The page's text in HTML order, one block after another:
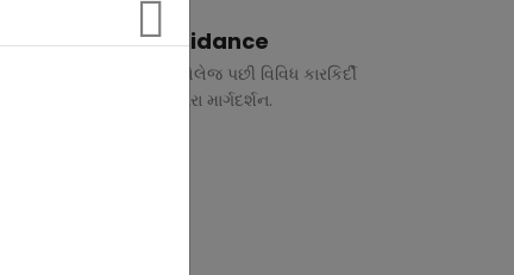
Vocational Guidance
ધોરણ 10 અને 12 તથા કોલેજ પછી વિવિધ કારકિર્દી
અંગે રૂબરુ તથા ફોન દ્વારા માર્ગદર્શન.